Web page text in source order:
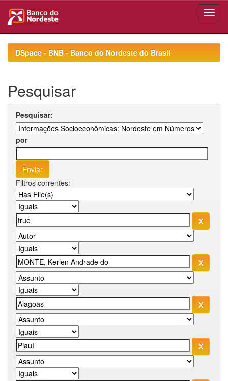
navigationDSpace - BNB - Banco do Nordeste do Brasil
Pesquisar
Pesquisar:
por
Filtros correntes: